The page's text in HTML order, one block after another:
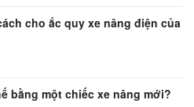
cho ắc quy xe nâng điện của
bằng một chiếc xe nâng mới?